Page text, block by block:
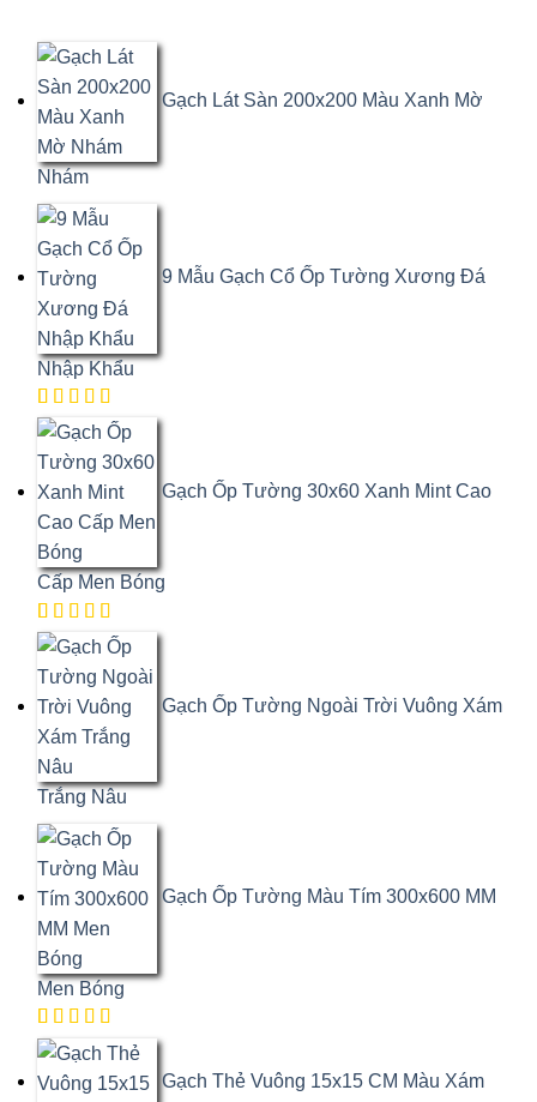
Gạch Lát Sàn 200x200 Màu Xanh Mờ
Nhám
9 Mẫu Gạch Cổ Ốp Tường Xương Đá
Nhập Khẩu
5.00trên
5 dựa trên
1
đánh giá
Gạch Ốp Tường 30x60 Xanh Mint Cao
Cấp Men Bóng
5.00trên
5 dựa trên
1
đánh giá
Gạch Ốp Tường Ngoài Trời Vuông Xám
Trắng Nâu
Gạch Ốp Tường Màu Tím 300x600 MM
Men Bóng
5.00trên
5 dựa trên
1
đánh giá
Gạch Thẻ Vuông 15x15 CM Màu Xám